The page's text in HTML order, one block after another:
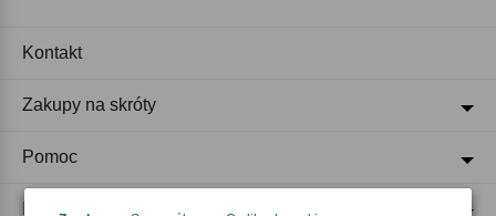
Kontakt
Zakupy na skróty
Pomoc